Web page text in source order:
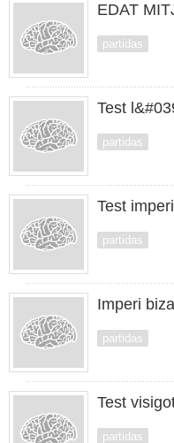
EDAT
partidas
Test
partidas
Test
partidas
Imperi
partidas
Test
partidas